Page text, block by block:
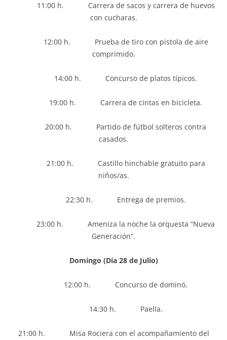
11:00 h. Carrera de sacos y carrera de huevos
con cucharas.
12:00 h. Prueba de tiro con pistola de aire
comprimido.
14:00 h. Concurso de platos típicos.
19:00 h. Carrera de cintas en bicicleta.
20:00 h. Partido de fútbol solteros contra
casados.
21:00 h. Castillo hinchable gratuito para
niños/as.
22:30 h. Entrega de premios.
23:00 h. Ameniza la noche la orquesta “Nueva
Generación”.
Domingo (Día 28 de Julio)
12:00 h. Concurso de dominó.
14:30 h. Paella.
21:00 h. Misa Rociera con el acompañamiento del